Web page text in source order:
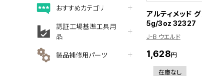
おすすめカテゴリ
認証工場基準工具用
品
製品補修用パーツ
アルティメッド
5g/3oz 32327
J-B ウエルド
1,628円
在庫なし